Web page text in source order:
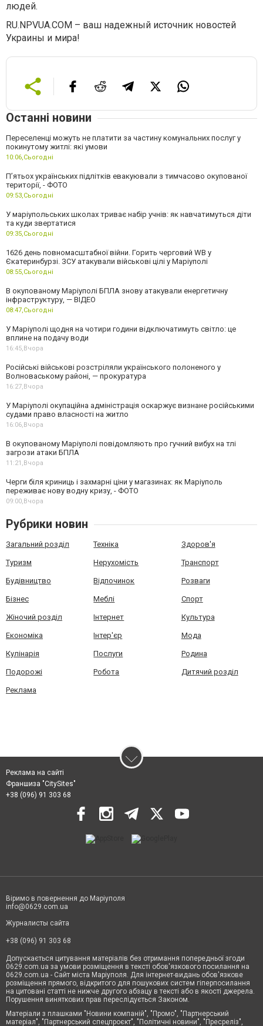
людей.
RU.NPVUA.COM – ваш надежный источник новостей
Украины и мира!
Останні новини
Переселенці можуть не платити за частину комунальних послуг у
покинутому житлі: які умови
10:06,Сьогодні
П’ятьох українських підлітків евакуювали з тимчасово окупованої
території, - ФОТО
09:53,Сьогодні
У маріупольських школах триває набір учнів: як навчатимуться діти
та куди звертатися
09:35,Сьогодні
1626 день повномасштабної війни. Горить черговий WB у
Єкатеринбурзі. ЗСУ атакували військові цілі у Маріуполі
08:55,Сьогодні
В окупованому Маріуполі БПЛА знову атакували енергетичну
інфраструктуру, — ВІДЕО
08:47,Сьогодні
У Маріуполі щодня на чотири години відключатимуть світло: це
вплине на подачу води
16:45,Вчора
Російські військові розстріляли українського полоненого у
Волноваському районі, — прокуратура
16:27,Вчора
У Маріуполі окупаційна адміністрація оскаржує визнане російськими
судами право власності на житло
16:06,Вчора
В окупованому Маріуполі повідомляють про гучний вибух на тлі
загрози атаки БПЛА
11:21,Вчора
Черги біля криниць і захмарні ціни у магазинах: як Маріуполь
переживає нову водну кризу, - ФОТО
09:00,Вчора
Рубрики новин
Загальний розділ Техніка Здоров'я
Туризм Нерухомість Транспорт
Будівництво Відпочинок Розваги
Бізнес Меблі Спорт
Жіночий розділ Інтернет Культура
Економіка Інтер'єр Мода
Кулінарія Послуги Родина
Подорожі Робота Дитячий розділ
Реклама
Реклама на сайті
Франшиза "CitySites"
+38 (096) 91 303 68
Віримо в повернення до Маріуполя
info@0629.com.ua
Журналисты сайта
+38 (096) 91 303 68
Допускається цитування матеріалів без отримання попередньої згоди
0629.com.ua за умови розміщення в тексті обов'язкового посилання на
0629.com.ua - Сайт міста Маріуполя. Для інтернет-видань обов'язкове
розміщення прямого, відкритого для пошукових систем гіперпосилання
на цитовані статті не нижче другого абзацу в тексті або в якості джерела.
Порушення виняткових прав переслідується Законом.
Матеріали з плашками "Новини компаній", "Промо", "Партнерський
матеріал", "Партнерський спецпроєкт", "Політичні новини", "Пресреліз",